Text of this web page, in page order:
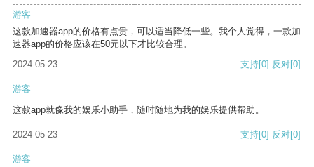
游客
这款加速器app的价格有点贵，可以适当降低一些。我个人觉得，一款加
速器app的价格应该在50元以下才比较合理。
2024-05-23
支持[0] 反对[0]
游客
这款app就像我的娱乐小助手，随时随地为我的娱乐提供帮助。
2024-05-23 支持[0] 反对[0]
游客